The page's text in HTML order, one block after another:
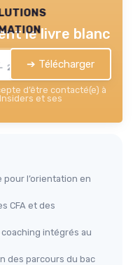
2026
le livre blanc
➔ Télécharger
d’être contacté(e) à
et ses
l’orientation en
CFA et des
intégrés au
des parcours du bac